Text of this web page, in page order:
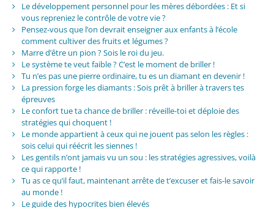
Le développement personnel pour les mères débordées : Et si
vous repreniez le contrôle de votre vie ?
Pensez-vous que l’on devrait enseigner aux enfants à l’école
comment cultiver des fruits et légumes ?
Marre d’être un pion ? Sois le roi du jeu.
Le système te veut faible ? C’est le moment de briller !
Tu n’es pas une pierre ordinaire, tu es un diamant en devenir !
La pression forge les diamants : Sois prêt à briller à travers tes
épreuves
Le confort tue ta chance de briller : réveille-toi et déploie des
stratégies qui choquent !
Le monde appartient à ceux qui ne jouent pas selon les règles :
sois celui qui réécrit les siennes !
Les gentils n’ont jamais vu un sou : les stratégies agressives, voilà
ce qui rapporte !
Tu as ce qu’il faut, maintenant arrête de t’excuser et fais-le savoir
au monde !
Le guide des hypocrites bien élevés